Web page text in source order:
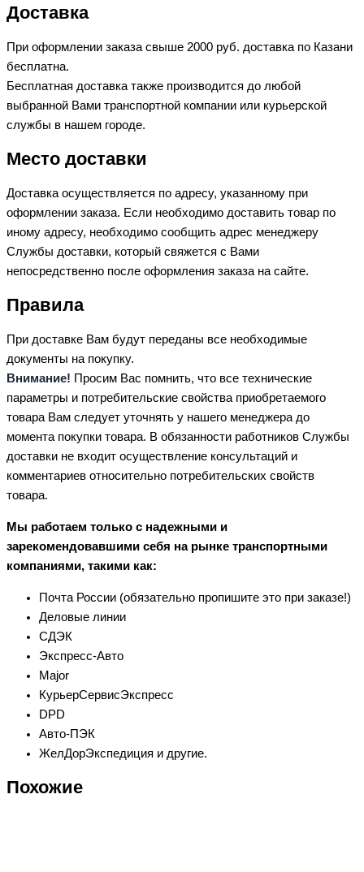
Доставка
При оформлении заказа свыше 2000 руб. доставка по Казани
бесплатна.
Бесплатная доставка также производится до любой
выбранной Вами транспортной компании или курьерской
службы в нашем городе.
Место доставки
Доставка осуществляется по адресу, указанному при
оформлении заказа. Если необходимо доставить товар по
иному адресу, необходимо сообщить адрес менеджеру
Службы доставки, который свяжется с Вами
непосредственно после оформления заказа на сайте.
Правила
При доставке Вам будут переданы все необходимые
документы на покупку.
Внимание! Просим Вас помнить, что все технические
параметры и потребительские свойства приобретаемого
товара Вам следует уточнять у нашего менеджера до
момента покупки товара. В обязанности работников Службы
доставки не входит осуществление консультаций и
комментариев относительно потребительских свойств
товара.
Мы работаем только с надежными и
зарекомендовавшими себя на рынке транспортными
компаниями, такими как:
Почта России (обязательно пропишите это при заказе!)
Деловые линии
СДЭК
Экспресс-Авто
Major
КурьерСервисЭкспресс
DPD
Авто-ПЭК
ЖелДорЭкспедиция и другие.
Похожие